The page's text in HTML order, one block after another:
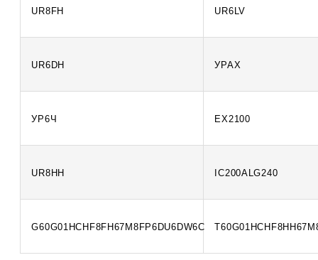
UR8FH UR6LV
UR6DH УРАХ
УР6Ч EX2100
UR8HH IC200ALG240
G60G01HCHF8FH67M8FP6DU6DW6C